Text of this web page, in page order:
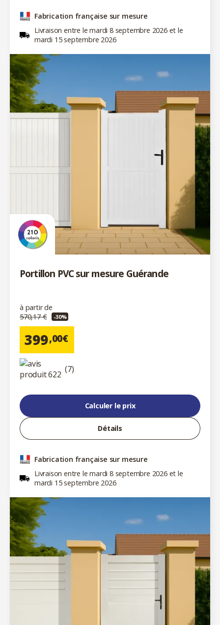
Fabrication française sur mesure
Livraison entre le mardi 8 septembre 2026 et le
mardi 15 septembre 2026
Portillon PVC sur mesure Guérande
à partir de
570,17 €
-30%
399,00€
(7)
Calculer le prix
Détails
Fabrication française sur mesure
Livraison entre le mardi 8 septembre 2026 et le
mardi 15 septembre 2026